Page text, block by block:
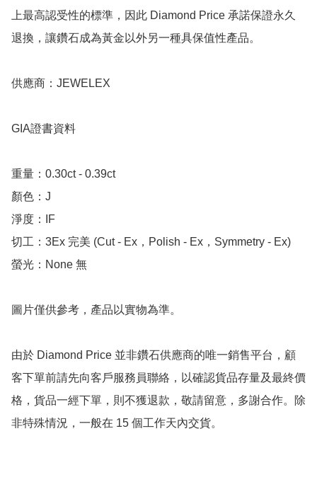
上最高認受性的標準，因此 Diamond Price 承諾保證永久
退換，讓鑽石成為黃金以外另一種具保值性產品。
供應商：JEWELEX
GIA證書資料
重量：0.30ct - 0.39ct
顏色：J
淨度：IF
切工：3Ex 完美 (Cut - Ex，Polish - Ex，Symmetry - Ex)
螢光：None 無
圖片僅供參考，產品以實物為準。
由於 Diamond Price 並非鑽石供應商的唯一銷售平台，顧
客下單前請先向客戶服務員聯絡，以確認貨品存量及最終價
格，貨品一經下單，則不獲退款，敬請留意，多謝合作。除
非特殊情況，一般在 15 個工作天內交貨。